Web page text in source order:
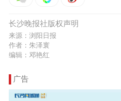
长沙晚报社版权声明
来源：浏阳日报
作者：朱泽寰
编辑：邓艳红
广告